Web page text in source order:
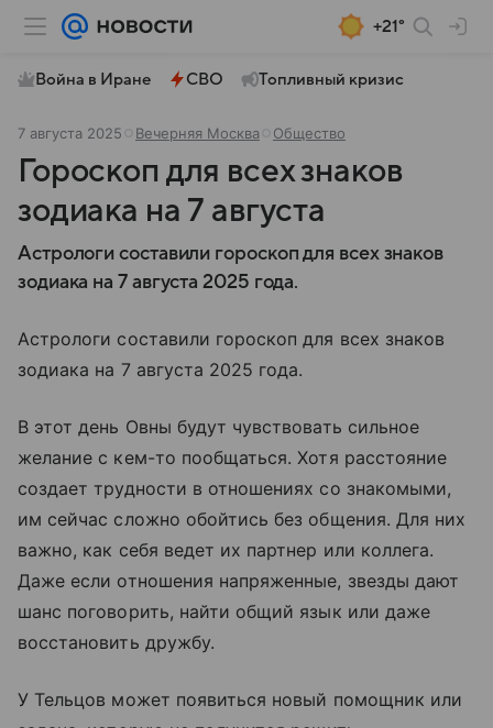
+21°
Война в Иране СВО Топливный кризис
7 августа 2025 Вечерняя Москва Общество
Гороскоп для всех знаков
зодиака на 7 августа
Астрологи составили гороскоп для всех знаков
зодиака на 7 августа 2025 года.
Астрологи составили гороскоп для всех знаков
зодиака на 7 августа 2025 года.
В этот день Овны будут чувствовать сильное
желание с кем-то пообщаться. Хотя расстояние
создает трудности в отношениях со знакомыми,
им сейчас сложно обойтись без общения. Для них
важно, как себя ведет их партнер или коллега.
Даже если отношения напряженные, звезды дают
шанс поговорить, найти общий язык или даже
восстановить дружбу.
У Тельцов может появиться новый помощник или